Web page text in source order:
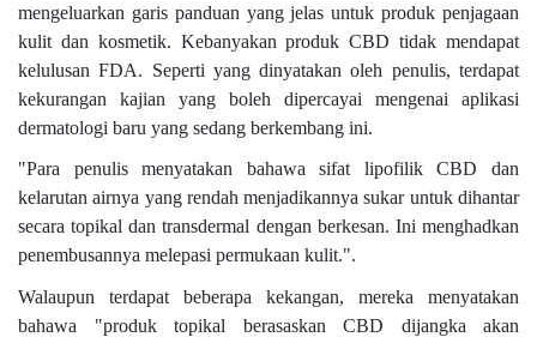
mengeluarkan garis panduan yang jelas untuk produk penjagaan
kulit dan kosmetik. Kebanyakan produk CBD tidak mendapat
kelulusan FDA. Seperti yang dinyatakan oleh penulis, terdapat
kekurangan kajian yang boleh dipercayai mengenai aplikasi
dermatologi baru yang sedang berkembang ini.
"Para penulis menyatakan bahawa sifat lipofilik CBD dan
kelarutan airnya yang rendah menjadikannya sukar untuk dihantar
secara topikal dan transdermal dengan berkesan. Ini menghadkan
penembusannya melepasi permukaan kulit.".
Walaupun terdapat beberapa kekangan, mereka menyatakan
bahawa "produk topikal berasaskan CBD dijangka akan